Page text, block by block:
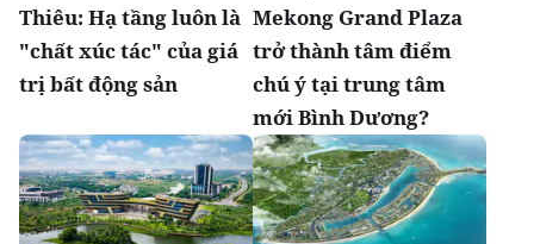
Thiêu: Hạ tầng luôn là
"chất xúc tác" của giá
trị bất động sản
Mekong Grand Plaza
trở thành tâm điểm
chú ý tại trung tâm
mới Bình Dương?